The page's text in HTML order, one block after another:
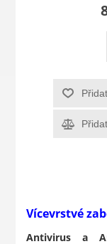
Vícevrstvé
Antivirus a